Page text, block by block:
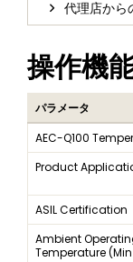
代理店から
操作機
パラメータ
AEC-Q100
Product
ASIL Certification
Ambient
Temperature